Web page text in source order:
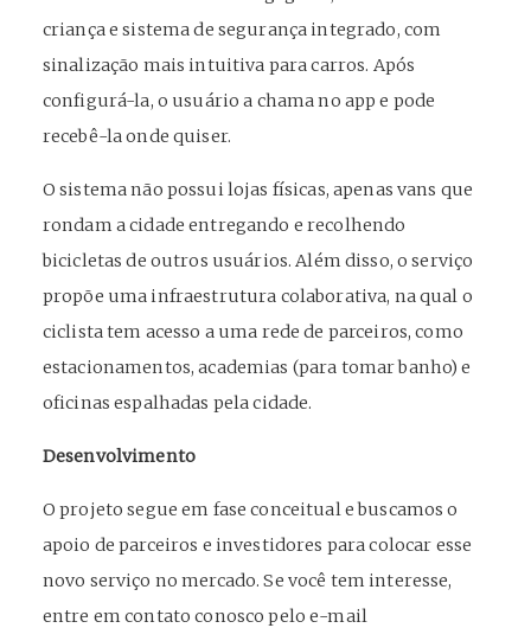
criança e sistema de segurança integrado, com
sinalização mais intuitiva para carros. Após
configurá-la, o usuário a chama no app e pode
recebê-la onde quiser.
O sistema não possui lojas físicas, apenas vans que
rondam a cidade entregando e recolhendo
bicicletas de outros usuários. Além disso, o serviço
propõe uma infraestrutura colaborativa, na qual o
ciclista tem acesso a uma rede de parceiros, como
estacionamentos, academias (para tomar banho) e
oficinas espalhadas pela cidade.
Desenvolvimento
O projeto segue em fase conceitual e buscamos o
apoio de parceiros e investidores para colocar esse
novo serviço no mercado.Se você tem interesse,
entre em contato conosco pelo e-mail